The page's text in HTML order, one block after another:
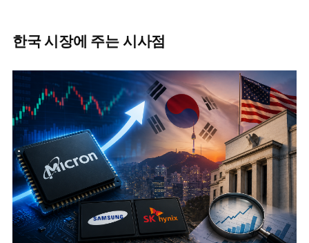
한국 시장에 주는 시사점